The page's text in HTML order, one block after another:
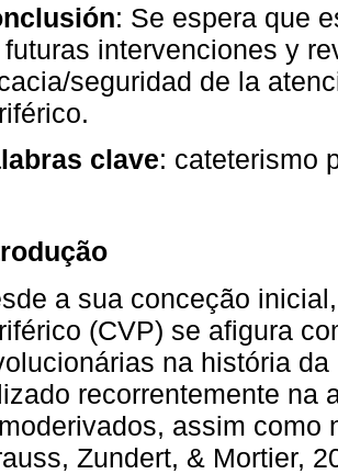
: Se espera que
futuras intervenciones y
seguridad de la
clave: cateterismo
a sua conceção
(CVP) se afigura
na história
recorrentemente na
assim como
Zundert, & Mortier,